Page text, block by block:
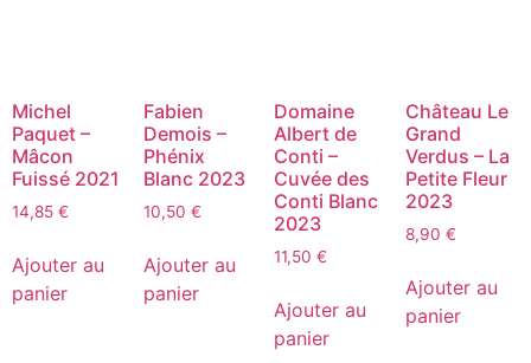
Michel
Paquet –
Mâcon
Fuissé 2021
14,85 €
Ajouter au
panier
Fabien
Demois –
Phénix
Blanc 2023
10,50 €
Ajouter au
panier
Domaine
Albert de
Conti –
Cuvée des
Conti Blanc
2023
11,50€
Ajouter au
panier
Château Le
Grand
Verdus – La
Petite Fleur
2023
8,90 €
Ajouter au
panier